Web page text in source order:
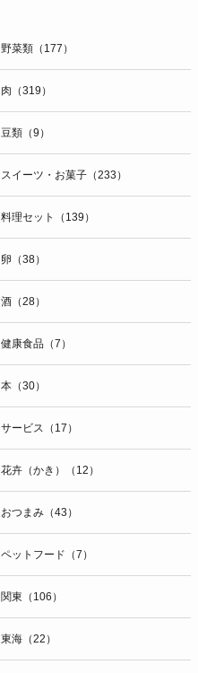
野菜類（177）
肉（319）
豆類（9）
スイーツ・お菓子（233）
料理セット（139）
卵（38）
酒（28）
健康食品（7）
本（30）
サービス（17）
花卉（かき）（12）
おつまみ（43）
ペットフード（7）
関東（106）
東海（22）